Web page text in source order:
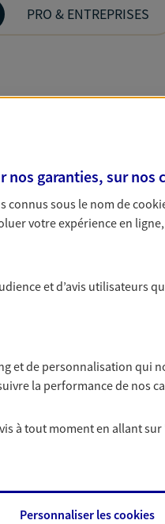
PRO & ENTREPRISES
nos garanties, sur nos
connus sous le nom de
votre expérience en
et d’avis utilisateurs
et de personnalisation qui
la performance de nos
à tout moment en allant sur
Personnaliser les cookies